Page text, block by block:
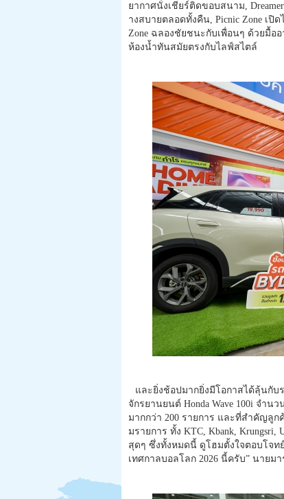
ยากาศนั่งเชียร์ติดขอบสนาม,
างสบายตลอดทั้งคืน, Picnic Zone เ
Zone ฉลองชัยชนะกับเพื่อนๆ ด้วยมื้อ
ห้องน้ำทันสมัยตรงกับไลฟ์ สไตล์
และยิ่งช้อปมากยิ่งมีโอกาสได้ลุ้นกับ
จักรยานยนต์ Honda Wave 100i จำน
มากกว่า 200 รายการ และที่สำคัญลูก
มรายการ ทั้ง KTC, Kbank, Krungsri,
สุดๆ ซึ่งทั้งหมดนี้ ดูโฮมตั้งใจตอบโจท
เทศกาลบอลโลก 2026 นี้ครับ” นายมา